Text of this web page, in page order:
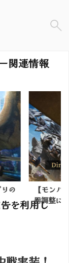
関連情報
の
【モンハ
器調整に
を利用し